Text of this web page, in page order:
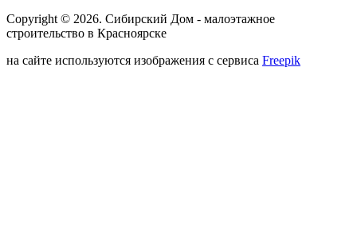
Copyright © 2026. Сибирский Дом - малоэтажное
строительство в Красноярске
на сайте используются изображения с сервиса Freepik